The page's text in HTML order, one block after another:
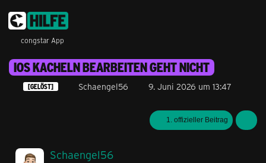
congstar App
IOS KACHELN BEARBEITEN GEHT NICHT
[GELÖST] Schaengel56 9. Juni 2026 um 13:47
1. offizieller Beitrag
Schaengel56